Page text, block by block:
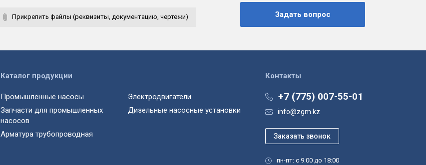
Прикрепить файлы (реквизиты, документацию, чертежи)
Контакты
+7 (775) 007-55-01
info@zgm.kz
пн-пт: с 9:00 до 18:00
Каталог продукции
Промышленные насосы
Запчасти для промышленных
насосов
Арматура трубопроводная
Электродвигатели
Дизельные насосные установки